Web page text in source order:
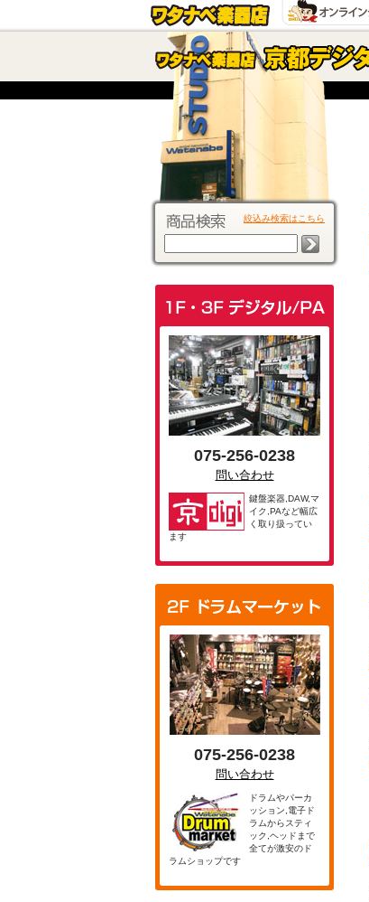
絞込み検索はこちら
075-256-0238
問い合わせ
鍵盤楽器,DAW,マ
イク,PAなど幅広
く取り扱ってい
ます
075-256-0238
問い合わせ
ドラムやパーカ
ッション,電子ド
ラムからスティ
ック,ヘッドまで
全てが激安のド
ラムショップです